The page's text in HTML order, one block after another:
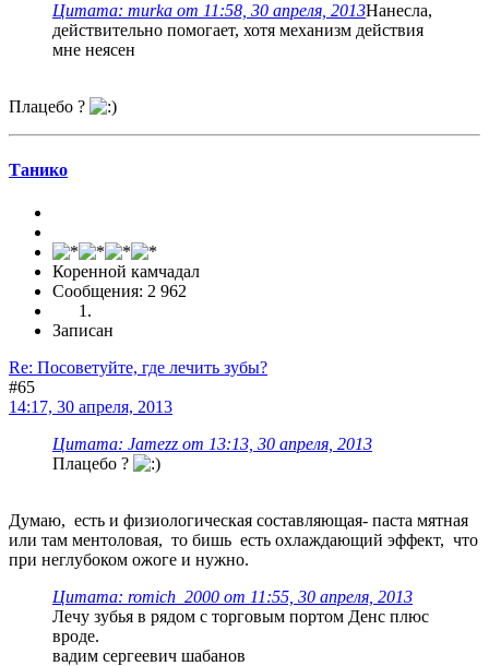
Цитата: murka от 11:58, 30 апреля, 2013Нанесла,
действительно помогает, хотя механизм действия
мне неясен
Плацебо ?
Танико
Коренной камчадал
Сообщения: 2 962
Записан
Re: Посоветуйте, где лечить зубы?
#65
14:17, 30 апреля, 2013
Цитата: Jamezz от 13:13, 30 апреля, 2013
Плацебо ?
Думаю, есть и физиологическая составляющая- паста мятная
или там ментоловая, то бишь есть охлаждающий эффект, что
при неглубоком ожоге и нужно.
Цитата: romich_2000 от 11:55, 30 апреля, 2013
Лечу зубья в рядом с торговым портом Денс плюс
вроде.
вадим сергеевич шабанов